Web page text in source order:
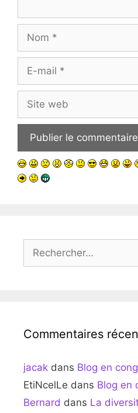
mail
web
Commentaires
jacak dans Blog en
EtiNcelLe dans Blog en
Bernard dans La